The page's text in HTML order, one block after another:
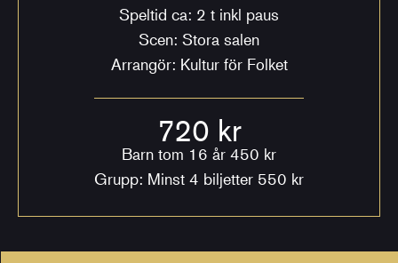
Speltid ca: 2 t inkl paus
Scen: Stora salen
Arrangör: Kultur för Folket
720 kr
Barn tom 16 år 450 kr
Grupp: Minst 4 biljetter 550 kr